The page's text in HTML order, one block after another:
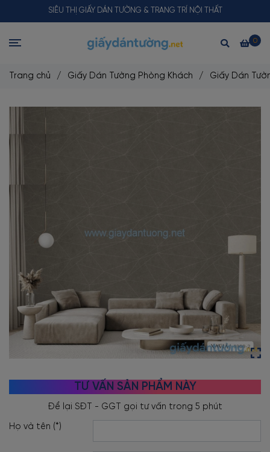
SIÊU THỊ GIẤY DÁN TƯỜNG & TRANG TRÍ NỘI THẤT
0
Trang chủ / Giấy Dán Tường Phòng Khách / Giấy Dán
TƯ VẤN SẢN PHẨM NÀY
Họ và tên (*)